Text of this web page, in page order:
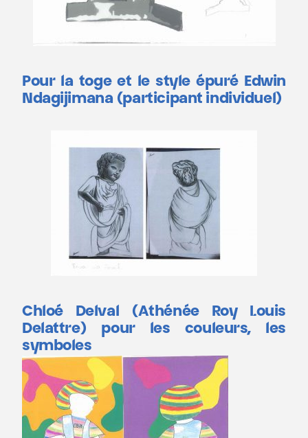
Pour la toge et le style épuré Edwin
Ndagijimana (participant individuel)
Chloé Delval (Athénée Roy Louis
Delattre) pour les couleurs, les
symboles